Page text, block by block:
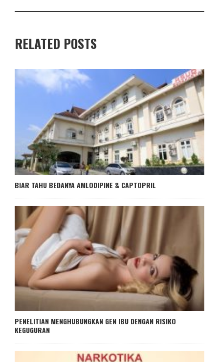
RELATED POSTS
BIAR TAHU BEDANYA AMLODIPINE & CAPTOPRIL
PENELITIAN MENGHUBUNGKAN GEN IBU DENGAN RISIKO
KEGUGURAN